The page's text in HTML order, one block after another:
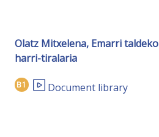
Olatz Mitxelena, Emarri taldeko
harri-tiralaria
B1 Document library